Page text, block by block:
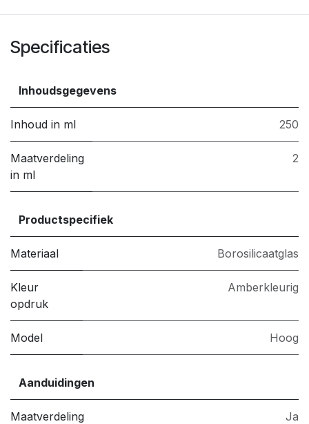
Specificaties
Inhoudsgegevens
Inhoud in ml 250
Maatverdeling
in ml
2
Productspecifiek
Materiaal Borosilicaatglas
Kleur
opdruk
Amberkleurig
Model Hoog
Aanduidingen
Maatverdeling Ja